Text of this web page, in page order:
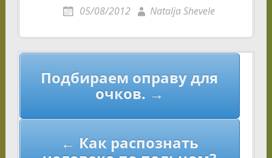
05/08/2012 Natalja Shevele
Навигация
Подбираем оправу для
очков. →
← Как распознать